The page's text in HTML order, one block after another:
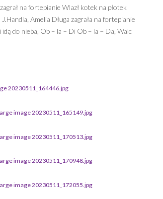
na fortepianie Wlazł kotek na płotek
Amelia Długa zagrała na fortepianie
do nieba, Ob – la – Di Ob – la – Da, Walc